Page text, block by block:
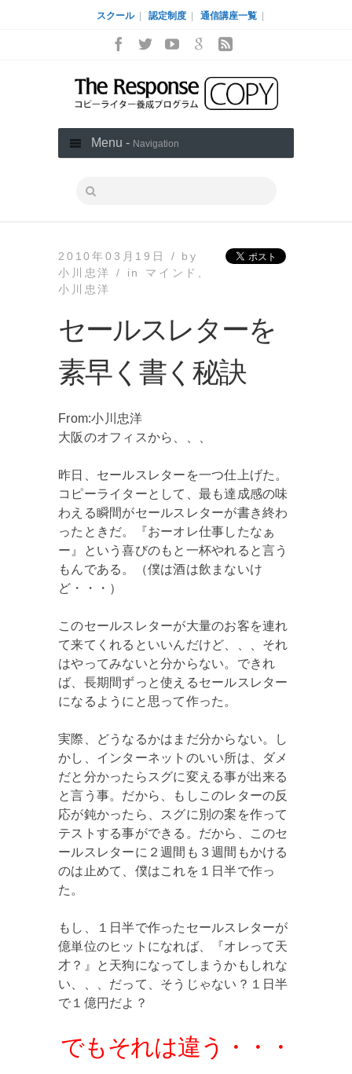
スクール 認定制度 通信講座一覧
Menu - Navigation
2010年03月19日 / by
小川忠洋 / in マインド
小川忠洋
セールスレターを
素早く書く秘訣
From:小川忠洋
大阪のオフィスから、、、
昨日、セールスレターを一つ仕上げた。
コピーライターとして、最も達成感の味
わえる瞬間がセールスレターが書き終わ
ったときだ。『おーオレ仕事したなぁ
ー』という喜びのもと一杯やれると言う
もんである。（僕は酒は飲まないけ
ど・・・）
このセールスレターが大量のお客を連れ
て来てくれるといいんだけど、、、それ
はやってみないと分からない。できれ
ば、長期間ずっと使えるセールスレター
になるようにと思って作った。
実際、どうなるかはまだ分からない。し
かし、インターネットのいい所は、ダメ
だと分かったらスグに変える事が出来る
と言う事。だから、もしこのレターの反
応が鈍かったら、スグに別の案を作って
テストする事ができる。だから、このセ
ールスレターに２週間も３週間もかける
のは止めて、僕はこれを１日半で作っ
た。
もし、１日半で作ったセールスレターが
億単位のヒットになれば、『オレって天
才？』と天狗になってしまうかもしれな
い、、、だって、そうじゃない？１日半
で１億円だよ？
でもそれは違う・・・